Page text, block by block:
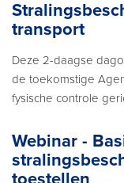
transport
Deze 2-daagse
de toekomstige
fysische controle
Webinar -